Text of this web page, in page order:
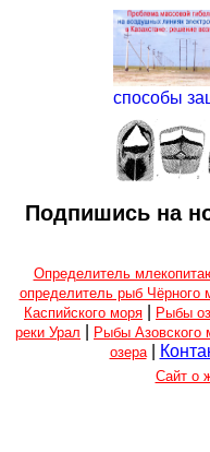
способы
Подпишись на
Определитель
определитель рыб Чёрного
Каспийского моря
Рыбы
реки Урал
Рыбы Азовского
озера|
Сайт о